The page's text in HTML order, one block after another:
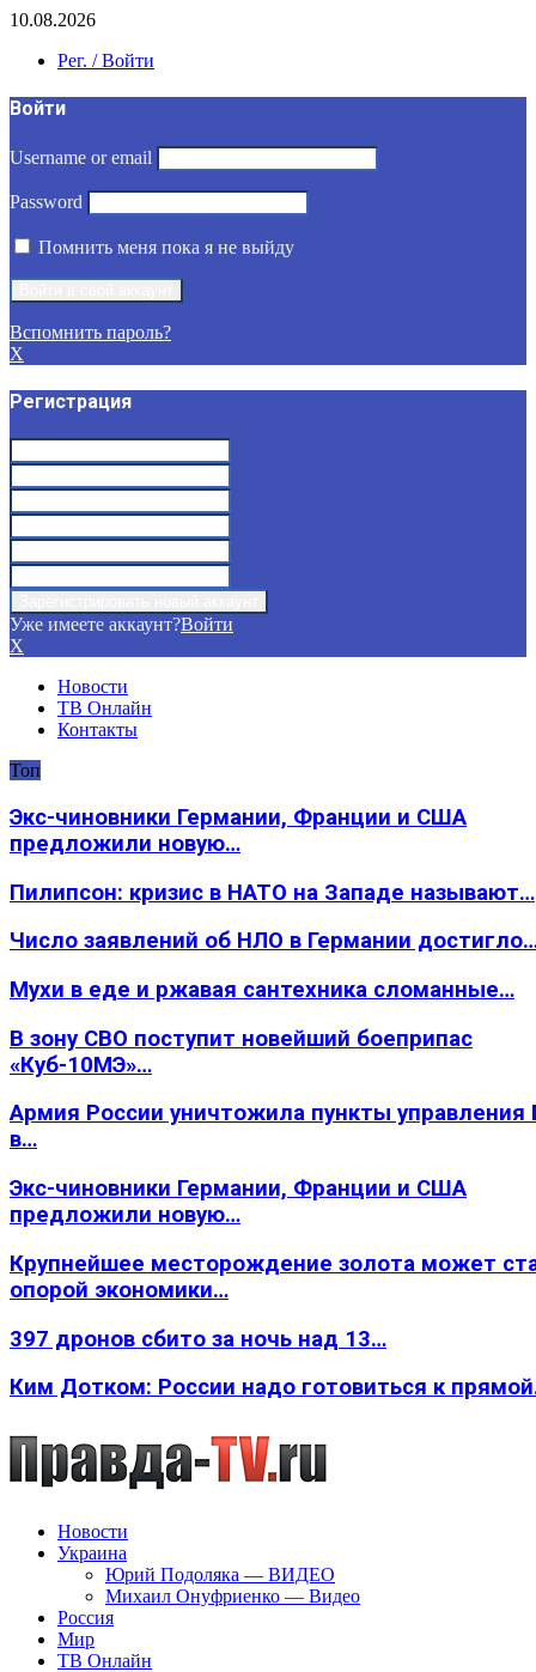
10.08.2026
Рег. / Войти
Войти
Username or email
Password
Помнить меня пока я не выйду
Вспомнить пароль?
X
Регистрация
Уже имеете аккаунт?Войти
X
Новости
ТВ Онлайн
Контакты
Топ
Экс-чиновники Германии, Франции и США
предложили новую…
Пилипсон: кризис в НАТО на Западе называют…
Число заявлений об НЛО в Германии
Мухи в еде и ржавая сантехника сломанные…
В зону СВО поступит новейший боеприпас
«Куб-10МЭ»…
Армия России уничтожила пункты
в…
Экс-чиновники Германии, Франции и США
предложили новую…
Крупнейшее месторождение золота может
опорой экономики…
397 дронов сбито за ночь над 13…
Ким Дотком: России надо готовиться к
Новости
Украина
Юрий Подоляка — ВИДЕО
Михаил Онуфриенко — Видео
Россия
Мир
ТВ Онлайн